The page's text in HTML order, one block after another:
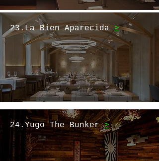
23.La Bien Aparecida >
24.Yugo The Bunker>